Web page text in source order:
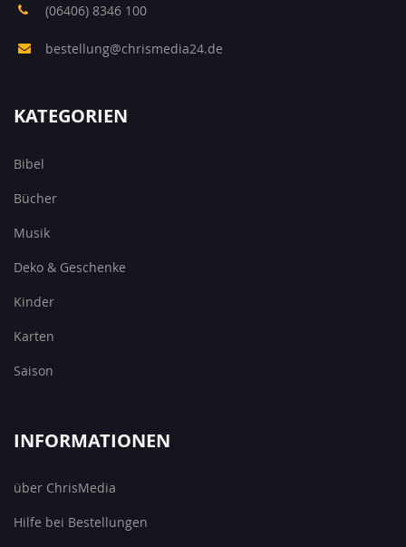
(06406) 8346 100
bestellung@chrismedia24.de
KATEGORIEN
Bibel
Bücher
Musik
Deko & Geschenke
Kinder
Karten
Saison
INFORMATIONEN
über ChrisMedia
Hilfe bei Bestellungen